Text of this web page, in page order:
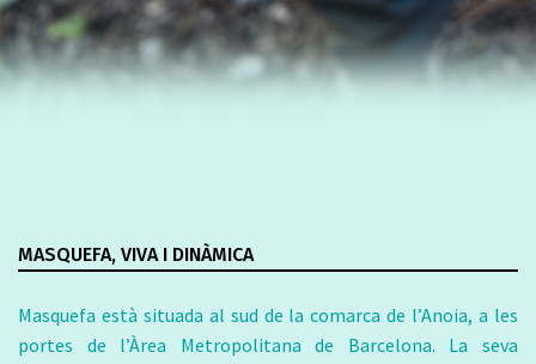
MASQUEFA, VIVA I DINÀMICA
Masquefa està situada al sud de la comarca de l’Anoia, a les
portes de l’Àrea Metropolitana de Barcelona. La seva